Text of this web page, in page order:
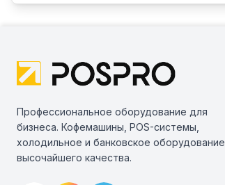
Профессиональное оборудование для
бизнеса. Кофемашины, POS-системы,
холодильное и банковское оборудование
высочайшего качества.